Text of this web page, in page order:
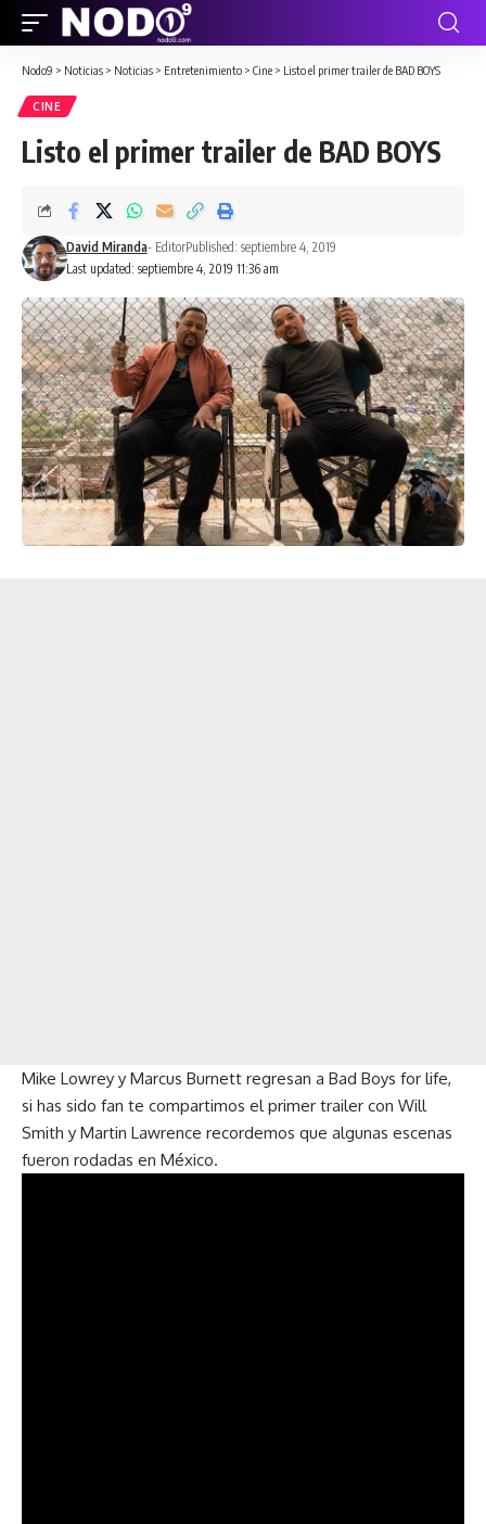
Nodo9 > Noticias > Noticias > Entretenimiento > Cine > Listo el primer trailer de BAD BOYS
CINE
Listo el primer trailer de BAD BOYS
Last updated: septiembre 4, 2019 11:36 am
David Miranda- EditorPublished: septiembre 4, 2019
Mike Lowrey y Marcus Burnett regresan a Bad Boys for life,
si has sido fan te compartimos el primer trailer con Will
Smith y Martin Lawrence recordemos que algunas escenas
fueron rodadas en México.